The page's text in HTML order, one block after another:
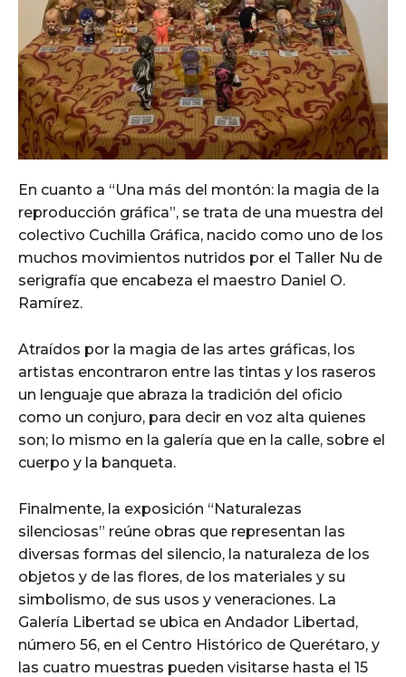
En cuanto a “Una más del montón: la magia de la
reproducción gráfica”, se trata de una muestra del
colectivo Cuchilla Gráfica, nacido como uno de los
muchos movimientos nutridos por el Taller Nu de
serigrafía que encabeza el maestro Daniel O.
Ramírez.
Atraídos por la magia de las artes gráficas, los
artistas encontraron entre las tintas y los raseros
un lenguaje que abraza la tradición del oficio
como un conjuro, para decir en voz alta quienes
son; lo mismo en la galería que en la calle, sobre el
cuerpo y la banqueta.
Finalmente, la exposición “Naturalezas
silenciosas” reúne obras que representan las
diversas formas del silencio, la naturaleza de los
objetos y de las flores, de los materiales y su
simbolismo, de sus usos y veneraciones. La
Galería Libertad se ubica en Andador Libertad,
número 56, en el Centro Histórico de Querétaro, y
las cuatro muestras pueden visitarse hasta el 15